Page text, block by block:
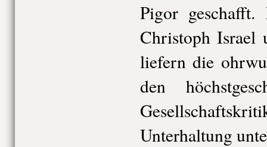
Pigor
Christoph Israel
liefern die
den
Unterhaltung